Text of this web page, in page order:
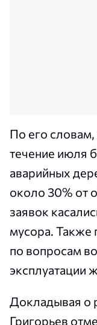
По его
течение июля
аварийных
около 30% от
заявок
мусора. Также
по вопросам
эксплуатации
Докладывая о
Григорьев